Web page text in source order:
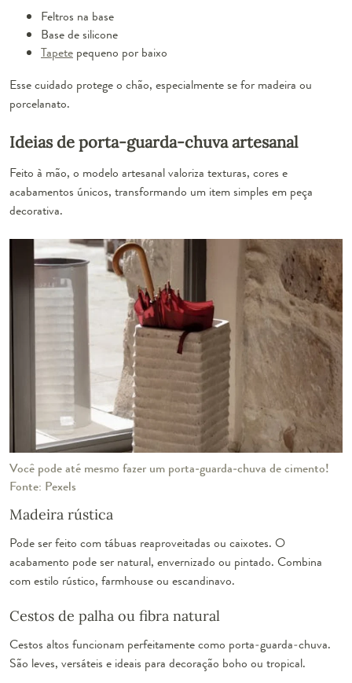
Feltros na base
Base de silicone
Tapete pequeno por baixo
Esse cuidado protege o chão, especialmente se for madeira ou
porcelanato.
Ideias de porta-guarda-chuva artesanal
Feito à mão, o modelo artesanal valoriza texturas, cores e
acabamentos únicos, transformando um item simples em peça
decorativa.
Você pode até mesmo fazer um porta-guarda-chuva de cimento!
Fonte: Pexels
Madeira rústica
Pode ser feito com tábuas reaproveitadas ou caixotes. O
acabamento pode ser natural, envernizado ou pintado. Combina
com estilo rústico, farmhouse ou escandinavo.
Cestos de palha ou fibra natural
Cestos altos funcionam perfeitamente como porta-guarda-chuva.
São leves, versáteis e ideais para decoração boho ou tropical.